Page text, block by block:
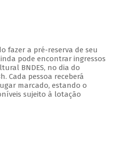
fazer a pré-reserva de seu
pode encontrar ingressos
BNDES, no dia do
Cada pessoa receberá
marcado, estando o
sujeito à lotação